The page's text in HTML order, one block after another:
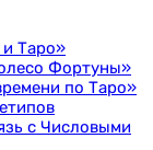
Таро»
Фортуны»
по Таро»
с Числовыми